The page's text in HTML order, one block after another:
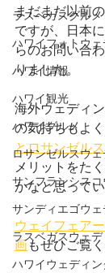
ラスベガスグルメ
ハワイフォトウ
ハワイ情報
ハワイ観光
ハワイグルメ
ロサンゼルスウ
サンフランシス
サンディエゴウ
ラスベガスウェ
ハワイウェディ
まだまだ以前
ですが、日本
らのお問い合
りました。
海外ウェディ
の気持ちもよ
とロサンゼル
メリットをた
かなと思って
ウェイフェア
画もぜひご覧